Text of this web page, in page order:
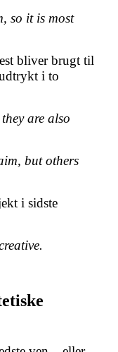
so it is most
bliver brugt til
i to
are also
but others
i sidste